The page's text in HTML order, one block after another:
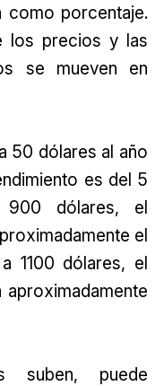
como porcentaje.
los precios y las
se mueven en
50 dólares al año
es del 5
dólares, el
el
1100 dólares, el
aproximadamente
suben, puede